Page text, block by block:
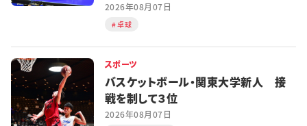
2026年08月07日
卓球
スポーツ
バスケットボール・関東大学新人 接
戦を制して３位
2026年08月07日